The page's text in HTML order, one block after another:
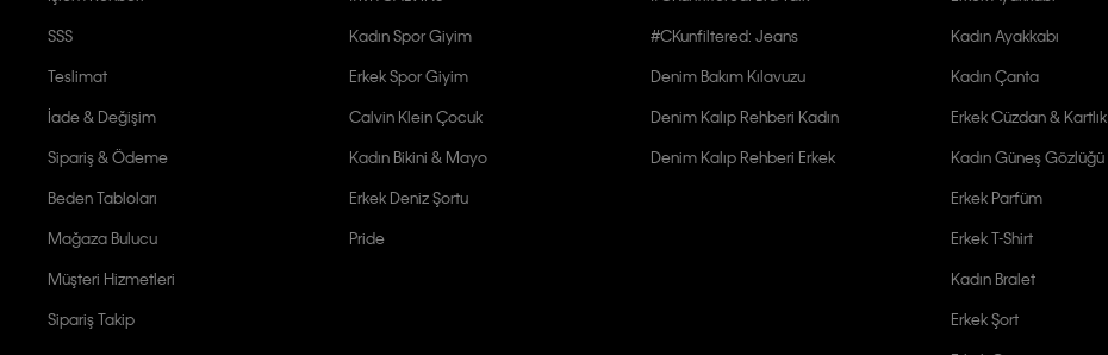
SSS
Teslimat
İade & Değişim
Sipariş & Ödeme
Beden Tabloları
Mağaza Bulucu
Müşteri Hizmetleri
Sipariş Takip
Kadın Spor Giyim
Erkek Spor Giyim
Calvin Klein Çocuk
Kadın Bikini & Mayo
Erkek Deniz Şortu
Pride
#CKunfiltered: Jeans
Denim Bakım Kılavuzu
Denim Kalıp Rehberi Kadın
Denim Kalıp Rehberi Erkek
Kadın Ayakkabı
Kadın Çanta
Erkek Cüzdan & Kartlık
Kadın Güneş Gözlüğü
Erkek Parfüm
Erkek T-Shirt
Kadın Bralet
Erkek Şort